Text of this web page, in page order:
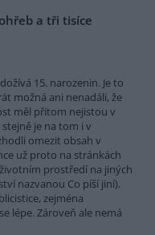
a tři tisíce
15. narozenin. Je to
možná ani nenadáli, že
měl přitom nejistou v
je na tom i v
omezit obsah v
už proto na stránkách
prostředí na jiných
nazvanou Co píší jiní).
zejména
lépe. Zároveň ale nemá